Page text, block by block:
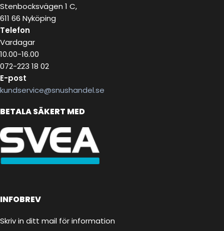
Stenbocksvägen 1 C,
611 66 Nyköping
Telefon
Vardagar
10.00-16.00
072-223 18 02
E-post
kundservice@snushandel.se
BETALA SÄKERT MED
INFOBREV
Skriv in ditt mail för information